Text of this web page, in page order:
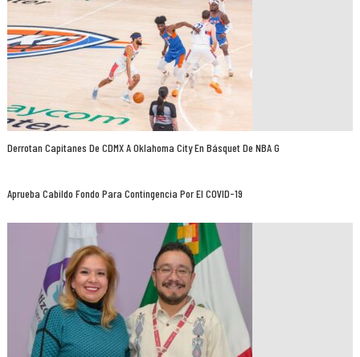
Derrotan Capitanes De CDMX A Oklahoma City En Básquet De NBA G
Aprueba Cabildo Fondo Para Contingencia Por El COVID-19